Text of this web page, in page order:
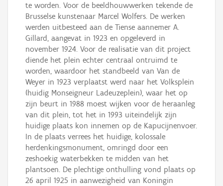
te worden. Voor de beeldhouwwerken tekende de
Brusselse kunstenaar Marcel Wolfers. De werken
werden uitbesteed aan de Tiense aannemer A.
Gillard, aangevat in 1923 en opgeleverd in
november 1924. Voor de realisatie van dit project
diende het plein echter centraal ontruimd te
worden, waardoor het standbeeld van Van de
Weyer in 1923 verplaatst werd naar het Volksplein
(huidig Monseigneur Ladeuzeplein), waar het op
zijn beurt in 1988 moest wijken voor de heraanleg
van dit plein, tot het in 1993 uiteindelijk zijn
huidige plaats kon innemen op de Kapucijnenvoer.
In de plaats verrees het huidige, kolossale
herdenkingsmonument, omringd door een
zeshoekig waterbekken te midden van het
plantsoen. De plechtige onthulling vond plaats op
26 april 1925 in aanwezigheid van Koningin